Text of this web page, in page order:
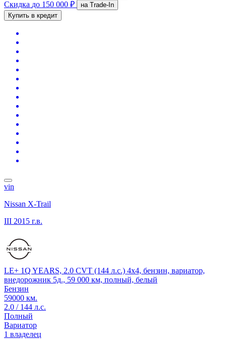
Скидка до 150 000 ₽
на Trade-In
Купить в кредит
vin
Nissan X-Trail
III 2015 г.в.
LE+ 1Q YEARS, 2.0 CVT (144 л.с.) 4x4, бензин, вариатор,
внедорожник 5д., 59 000 км, полный, белый
Бензин
59000 км.
2.0 / 144 л.с.
Полный
Вариатор
1 владелец